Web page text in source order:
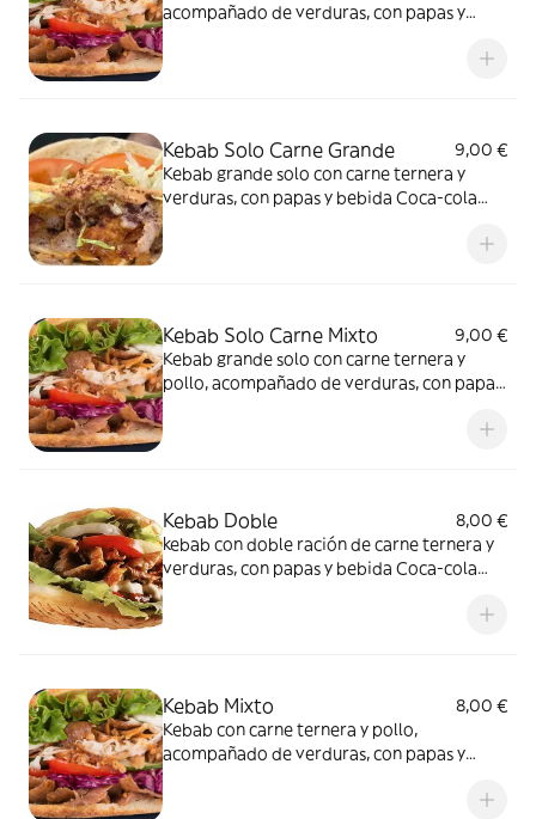
acompañado de verduras, con papas y
Kebab Solo Carne Grande
9,00 €
Kebab grande solo con carne ternera y
verduras, con papas y bebida Coca-cola
Kebab Solo Carne Mixto
9,00 €
Kebab grande solo con carne ternera y
pollo, acompañado de verduras, con papas
Kebab Doble
8,00 €
kebab con doble ración de carne ternera y
verduras, con papas y bebida Coca-cola
Kebab Mixto
8,00 €
Kebab con carne ternera y pollo,
acompañado de verduras, con papas y